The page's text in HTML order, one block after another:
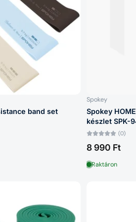
band set
Spokey
Spokey
készlet SPK-
(0)
8 990 Ft
Raktáron